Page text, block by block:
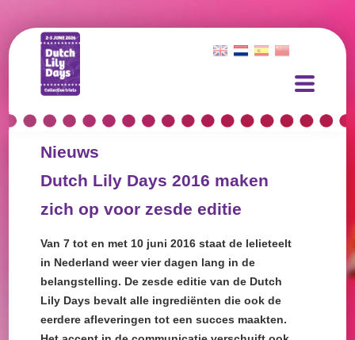
Nieuws
Dutch Lily Days 2016 maken
zich op voor zesde editie
Van 7 tot en met 10 juni 2016 staat de lelieteelt
in Nederland weer vier dagen lang in de
belangstelling. De zesde editie van de Dutch
Lily Days bevalt alle ingrediënten die ook de
eerdere afleveringen tot een succes maakten.